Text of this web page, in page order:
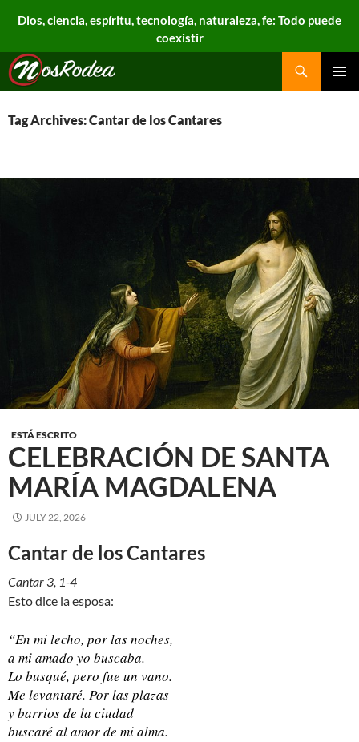
Dios, ciencia, espíritu, tecnología, naturaleza, fe: Todo puede
coexistir
Nos Rodea
Search
Tag Archives: Cantar de los Cantares
ESTÁ ESCRITO
CELEBRACIÓN DE SANTA
MARÍA MAGDALENA
JULY 22, 2026
Cantar de los Cantares
Cantar 3, 1-4
Esto dice la esposa:
“En mi lecho, por las noches,
a mi amado yo buscaba.
Lo busqué, pero fue un vano.
Me levantaré. Por las plazas
y barrios de la ciudad
buscaré al amor de mi alma.